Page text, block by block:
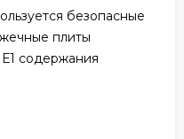
безопасные
плиты
содержания